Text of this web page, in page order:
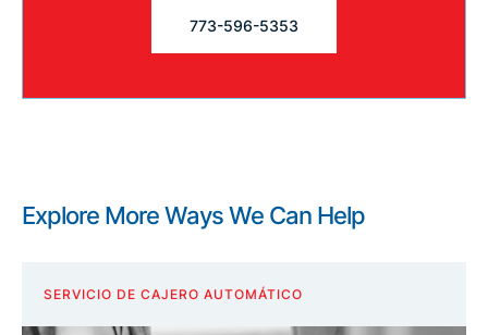
773-596-5353
Explore More Ways We Can Help
SERVICIO DE CAJERO AUTOMÁTICO